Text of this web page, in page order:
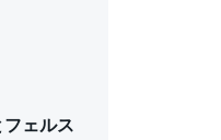
ェルス